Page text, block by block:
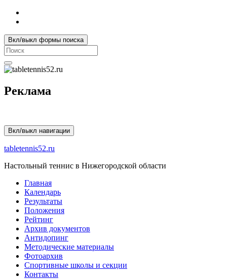
Вкл/выкл формы поиска
Search
for:
Реклама
Вкл/выкл навигации
tabletennis52.ru
Настольный теннис в Нижегородской области
Главная
Календарь
Результаты
Положения
Рейтинг
Архив документов
Антидопинг
Методические материалы
Фотоархив
Спортивные школы и секции
Контакты